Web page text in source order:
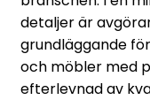
detaljer är
grundläggande
och möbler med
efterlevnad av